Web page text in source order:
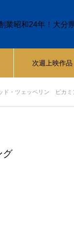
業昭和24年！大分
次週上映作品
ド・ツェッペリン ビカミ
グ